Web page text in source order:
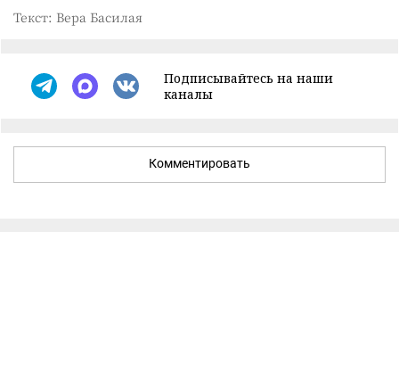
Текст: Вера Басилая
Подписывайтесь на наши
каналы
Комментировать